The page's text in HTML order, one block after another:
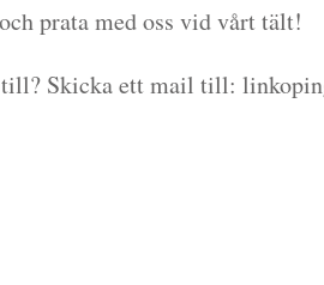
prata med oss vid vårt tält!
Skicka ett mail till: